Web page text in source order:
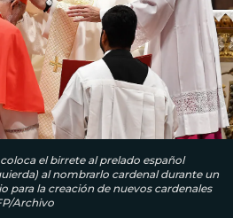
el birrete al prelado español
al nombrarlo cardenal durante un
para la creación de nuevos cardenales
Archivo